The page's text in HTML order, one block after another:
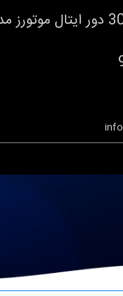
الکتروموتور 3000 دور ایتال